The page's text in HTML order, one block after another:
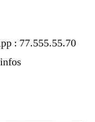
: 77.555.55.70